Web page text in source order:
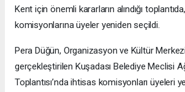
Kent için önemli kararların alındığı
komisyonlarına üyeler yeniden seçildi.
Pera Düğün, Organizasyon ve Kültür
gerçekleştirilen Kuşadası Belediye Meclisi
Toplantısı’nda ihtisas komisyonları üyeleri